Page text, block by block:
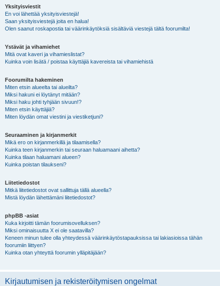
Yksityisviestit
En voi lähettää yksityisviestejä!
Saan yksityisviestejä joita en halua!
Olen saanut roskapostia tai väärinkäytöksiä sisältäviä viestejä tältä foorumilta!
Ystävät ja vihamiehet
Mitä ovat kaveri ja vihamieslistat?
Kuinka voin lisätä / poistaa käyttäjiä kavereista tai vihamiehistä
Foorumilta hakeminen
Miten etsin alueelta tai alueilta?
Miksi hakuni ei löytänyt mitään?
Miksi haku johti tyhjään sivuun!?
Miten etsin käyttäjiä?
Miten löydän omat viestini ja viestiketjuni?
Seuraaminen ja kirjanmerkit
Mikä ero on kirjanmerkillä ja tilaamisella?
Kuinka teen kirjanmerkin tai seuraan haluamaani aihetta?
Kuinka tilaan haluamani alueen?
Kuinka poistan tilaukseni?
Liitetiedostot
Mitkä liitetiedostot ovat sallittuja tällä alueella?
Mistä löydän lähettämäni liitetiedostot?
phpBB -asiat
Kuka kirjoitti tämän foorumisovelluksen?
Miksi ominaisuutta X ei ole saatavilla?
Keneen minun tulee olla yhteydessä väärinkäytöstapauksissa tai lakiasioissa tähän
foorumiin liittyen?
Kuinka otan yhteyttä foorumin ylläpitäjään?
Kirjautumisen ja rekisteröitymisen ongelmat